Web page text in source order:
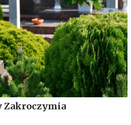
Zakroczymia